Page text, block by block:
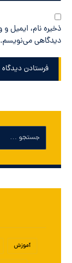
ذخیره نام، ایمیل و
دیدگاهی می‌نویسم.
فرستادن دیدگاه
آموزش